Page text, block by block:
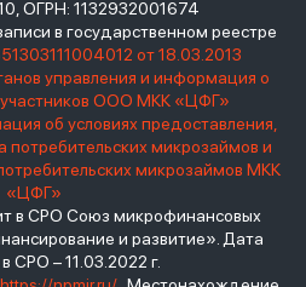
ОГРН: 1132932001674
в государственном реестре
от 18.03.2013
управления и информация о
участников ООО МКК «ЦФГ»
об условиях предоставления,
потребительских микрозаймов и
микрозаймов МКК
«ЦФГ»
в СРО Союз микрофинансовых
и развитие». Дата
СРО – 11.03.2022 г.